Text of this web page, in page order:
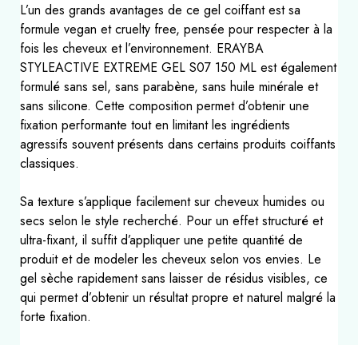
L’un des grands avantages de ce gel coiffant est sa
formule vegan et cruelty free, pensée pour respecter à la
fois les cheveux et l’environnement. ERAYBA
STYLEACTIVE EXTREME GEL S07 150 ML est également
formulé sans sel, sans parabène, sans huile minérale et
sans silicone. Cette composition permet d’obtenir une
fixation performante tout en limitant les ingrédients
agressifs souvent présents dans certains produits coiffants
classiques.
Sa texture s’applique facilement sur cheveux humides ou
secs selon le style recherché. Pour un effet structuré et
ultra-fixant, il suffit d’appliquer une petite quantité de
produit et de modeler les cheveux selon vos envies. Le
gel sèche rapidement sans laisser de résidus visibles, ce
qui permet d’obtenir un résultat propre et naturel malgré la
forte fixation.